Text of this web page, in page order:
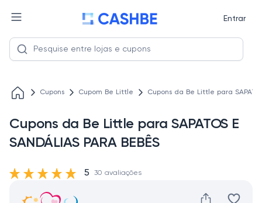
Entrar
Cupons Cupom Be Little Cupons da Be Little para
Cupons da Be Little para SAPATOS E
SANDÁLIAS PARA BEBÊS
5 30 avaliações